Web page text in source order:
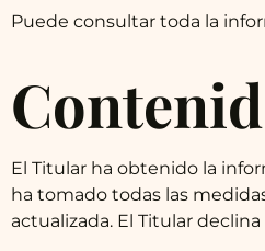
Puede consultar toda la
El Titular ha obtenido la
ha tomado todas las
actualizada. El Titular